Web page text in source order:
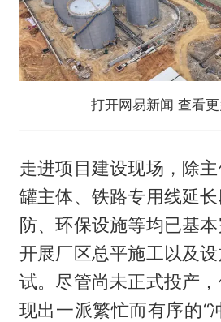
打开网易新闻 查看
走进项目建设现场，除
罐主体、铁路专用线延
防、环保设施等均已基
开展厂区总平施工以及
试。尽管尚未正式投产
现出一派繁忙而有序的“